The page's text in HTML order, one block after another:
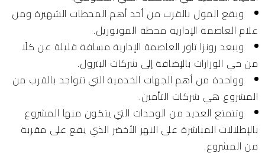
ويقع المول بالقرب من أحد أهم المحطات الشهيرة ومن
علام العاصمة الإدارية محطة المونوريل.
ويبعد رونزا تاور العاصمة الإدارية مسافة قليلة عن كلًا
من حي الوزارات بالإضافة إلى شركات البترول.
وواحدة من أهم الجهات الخدمية التي تتواجد بالقرب من
المشروع هي شركات التأمين.
وتتمتع العديد من الوحدات التي يتكون منها المشروع
بالإطلالات المباشرة على النهر الأخضر الذي يقع على مقربة
من المشروع.